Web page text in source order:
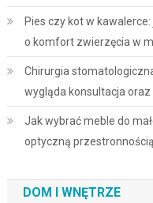
Pies czy kot w
o komfort zwierzęcia w
Chirurgia
wygląda konsultacja
Jak wybrać meble do
optyczną przestronnością
DOM I WNĘTRZE